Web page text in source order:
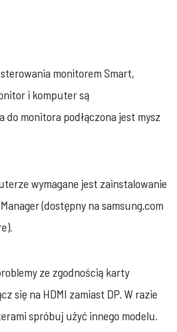
monitorem Smart,
i komputer są
do monitora podłączona jest mysz
wymagane jest zainstalowanie
(dostępny na samsung.com
ze zgodnością karty
się na HDMI zamiast DP. W razie
spróbuj użyć innego modelu.